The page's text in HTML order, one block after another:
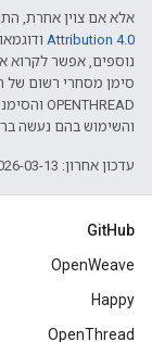
אלא אם צוין אחרת,
Attribution 4.0‏
נוספים, אפשר לקרוא
והשימוש בהם נעשה
עדכון אחרון: 2026-03-13 (שעון UTC).
GitHub
OpenWeave
Happy
OpenThread